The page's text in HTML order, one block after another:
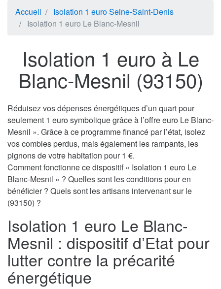
Accueil
Isolation 1 euro Seine-Saint-Denis
Isolation 1 euro Le Blanc-Mesnil
Isolation 1 euro à Le
Blanc-Mesnil (93150)
Réduisez vos dépenses énergétiques d’un quart pour
seulement 1 euro symbolique grâce à l’offre euro Le Blanc-
Mesnil ». Grâce à ce programme financé par l’état, isolez
vos combles perdus, mais également les rampants, les
pignons de votre habitation pour 1 €.
Comment fonctionne ce dispositif « Isolation 1 euro Le
Blanc-Mesnil » ? Quelles sont les conditions pour en
bénéficier ? Quels sont les artisans intervenant sur le
(93150) ?
Isolation 1 euro Le Blanc-
Mesnil : dispositif d’Etat pour
lutter contre la précarité
énergétique